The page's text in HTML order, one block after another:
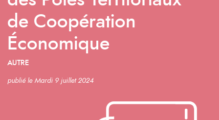
de Coopération
Économique
AUTRE
publié le Mardi 9 juillet 2024